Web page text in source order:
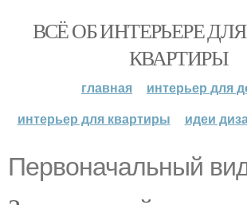
ВСЁ ОБ ИНТЕРЬЕРЕ
КВАРТИРЫ
главная
интерьер для
интерьер для квартиры
идеи
Первоначальный